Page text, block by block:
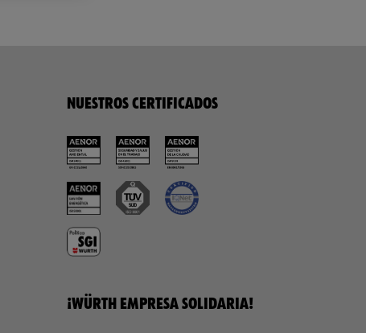
NUESTROS CERTIFICADOS
¡WÜRTH EMPRESA SOLIDARIA!